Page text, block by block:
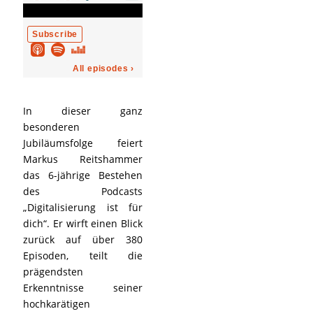
In dieser ganz
besonderen
Jubiläumsfolge feiert
Markus Reitshammer
das 6-jährige Bestehen
des Podcasts
„Digitalisierung ist für
dich“. Er wirft einen Blick
zurück auf über 380
Episoden, teilt die
prägendsten
Erkenntnisse seiner
hochkarätigen